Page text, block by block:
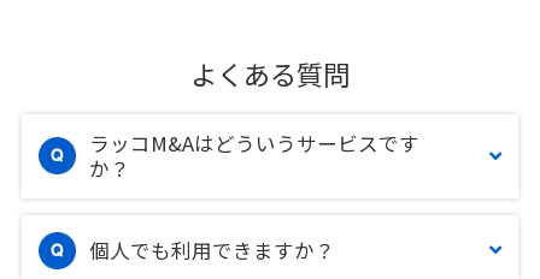
よくある質問
ラッコM&Aはどういうサービスです
か？
個人でも利用できますか？